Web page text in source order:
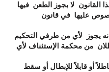
القانون لا بجوز الطعن فيها
عليها في قانون
يجوز لأي من طرفي التحكيم
من محكمة الإستئناف لأي
أو قابلاً للإبطال أو سقط